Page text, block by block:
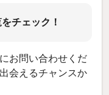
チェック！
お問い合わせくだ
会えるチャンスか